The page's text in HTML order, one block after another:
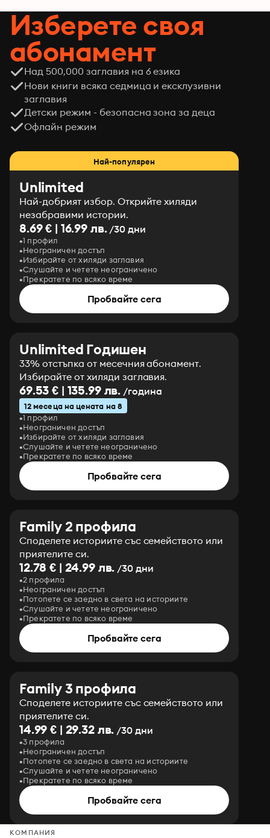
Изберете своя
абонамент
Над 500,000 заглавия на 6 езика
Нови книги всяка седмица и ексклузивни
заглавия
Детски режим - безопасна зона за деца
Офлайн режим
Най-популярен
Unlimited
Най-добрият избор. Открийте хиляди
незабравими истории.
8.69 € | 16.99 лв./30 дни
1 профил
Неограничен достъп
Избирайте от хиляди заглавия
Слушайте и четете неограничено
Прекратете по всяко време
Пробвайте сега
Unlimited Годишен
33% отстъпка от месечния абонамент.
Избирайте от хиляди заглавия.
69.53 € | 135.99 лв. /година
12 месеца на цената на 8
1 профил
Неограничен достъп
Избирайте от хиляди заглавия
Слушайте и четете неограничено
Прекратете по всяко време
Пробвайте сега
Family 2 профила
Споделете историите със семейството или
приятелите си.
12.78 € | 24.99 лв. /30 дни
2 профила
Неограничен достъп
Потопете се заедно в света на историите
Слушайте и четете неограничено
Прекратете по всяко време
Пробвайте сега
Family 3 профила
Споделете историите със семейството или
приятелите си.
14.99 € | 29.32 лв. /30 дни
3 профила
Неограничен достъп
Потопете се заедно в света на историите
Слушайте и четете неограничено
Прекратете по всяко време
Пробвайте сега
КОМПАНИЯ